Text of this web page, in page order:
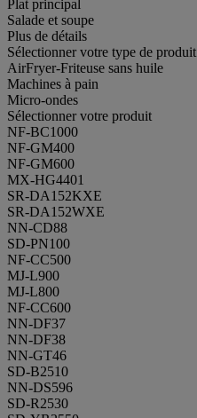
Plat principal
Salade et soupe
Plus de détails
Sélectionner votre type de produit
AirFryer-Friteuse sans huile
Machines à pain
Micro-ondes
Sélectionner votre produit
NF-BC1000
NF-GM400
NF-GM600
MX-HG4401
SR-DA152KXE
SR-DA152WXE
NN-CD88
SD-PN100
NF-CC500
MJ-L900
MJ-L800
NF-CC600
NN-DF37
NN-DF38
NN-GT46
SD-B2510
NN-DS596
SD-R2530